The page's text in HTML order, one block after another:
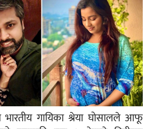
भारतीय गायिका श्रेया घोसालले आफू